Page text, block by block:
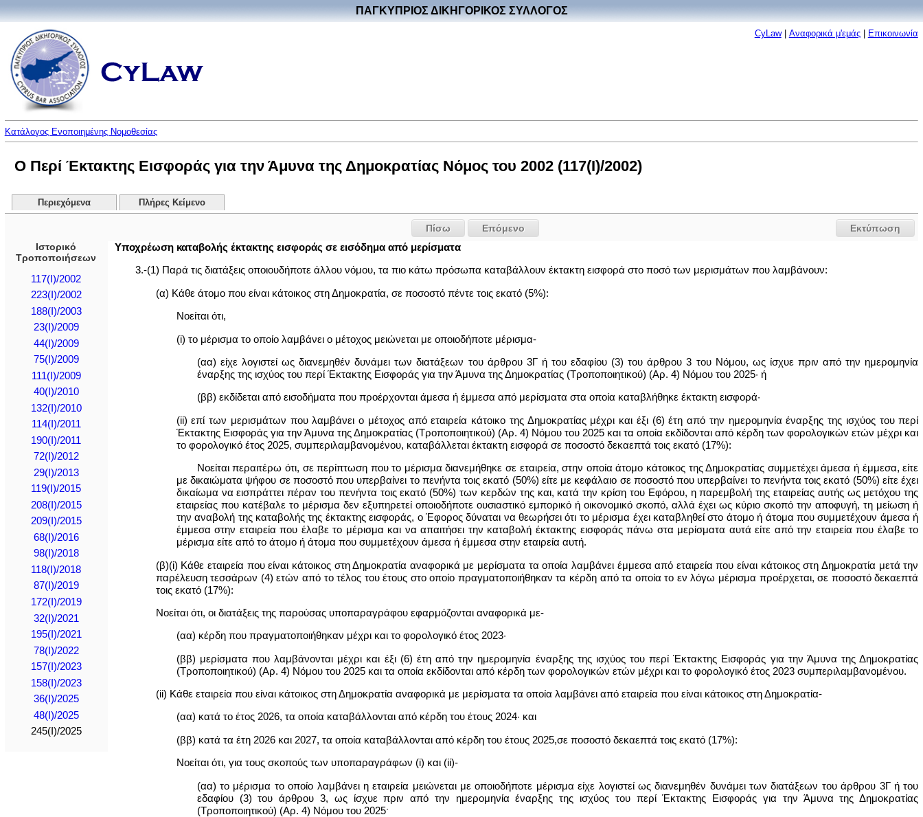
ΠΑΓΚΥΠΡΙΟΣ ΔΙΚΗΓΟΡΙΚΟΣ ΣΥΛΛΟΓΟΣ
CyLaw| Αναφορικά μ'εμάς| Επικοινωνία
Κατάλογος Ενοποιημένης Νομοθεσίας
Ο Περί Έκτακτης Εισφοράς για την Άμυνα της Δημοκρατίας Νόμος του 2002 (117(I)/2002)
Περιεχόμενα Πλήρες Κείμενο
Εκτύπωση
Πίσω
Επόμενο
Ιστορικό
Τροποποιήσεων
117(I)/2002
223(I)/2002
188(I)/2003
23(I)/2009
44(I)/2009
75(I)/2009
111(I)/2009
40(I)/2010
132(I)/2010
114(I)/2011
190(I)/2011
72(I)/2012
29(I)/2013
119(I)/2015
208(Ι)/2015
209(I)/2015
68(Ι)/2016
98(I)/2018
118(I)/2018
87(I)/2019
172(I)/2019
32(I)/2021
195(I)/2021
78(I)/2022
157(I)/2023
158(I)/2023
36(I)/2025
48(I)/2025
245(I)/2025
Υποχρέωση καταβολής έκτακτης εισφοράς σε εισόδημα από μερίσματα
3.-(1) Παρά τις διατάξεις οποιουδήποτε άλλου νόμου, τα πιο κάτω πρόσωπα καταβάλλουν έκτακτη εισφορά στο ποσό των μερισμάτων που λαμβάνουν:
(α) Κάθε άτομο που είναι κάτοικος στη Δημοκρατία, σε ποσοστό πέντε τοις εκατό (5%):
Νοείται ότι,
(i) το μέρισμα το οποίο λαμβάνει ο μέτοχος μειώνεται με οποιοδήποτε μέρισμα-
(αα) είχε λογιστεί ως διανεμηθέν δυνάμει των διατάξεων του άρθρου 3Γ ή του εδαφίου (3) του άρθρου 3 του Νόμου, ως ίσχυε πριν από την ημερομηνία
έναρξης της ισχύος του περί Έκτακτης Εισφοράς για την Άμυνα της Δημοκρατίας (Τροποποιητικού) (Αρ. 4) Νόμου του 2025· ή
(ββ) εκδίδεται από εισοδήματα που προέρχονται άμεσα ή έμμεσα από μερίσματα στα οποία καταβλήθηκε έκτακτη εισφορά·
(ii) επί των μερισμάτων που λαμβάνει ο μέτοχος από εταιρεία κάτοικο της Δημοκρατίας μέχρι και έξι (6) έτη από την ημερομηνία έναρξης της ισχύος του περί
Έκτακτης Εισφοράς για την Άμυνα της Δημοκρατίας (Τροποποιητικού) (Αρ. 4) Νόμου του 2025 και τα οποία εκδίδονται από κέρδη των φορολογικών ετών μέχρι και
το φορολογικό έτος 2025, συμπεριλαμβανομένου, καταβάλλεται έκτακτη εισφορά σε ποσοστό δεκαεπτά τοις εκατό (17%):
Νοείται περαιτέρω ότι, σε περίπτωση που το μέρισμα διανεμήθηκε σε εταιρεία, στην οποία άτομο κάτοικος της Δημοκρατίας συμμετέχει άμεσα ή έμμεσα, είτε
με δικαιώματα ψήφου σε ποσοστό που υπερβαίνει το πενήντα τοις εκατό (50%) είτε με κεφάλαιο σε ποσοστό που υπερβαίνει το πενήντα τοις εκατό (50%) είτε έχει
δικαίωμα να εισπράττει πέραν του πενήντα τοις εκατό (50%) των κερδών της και, κατά την κρίση του Εφόρου, η παρεμβολή της εταιρείας αυτής ως μετόχου της
εταιρείας που κατέβαλε το μέρισμα δεν εξυπηρετεί οποιοδήποτε ουσιαστικό εμπορικό ή οικονομικό σκοπό, αλλά έχει ως κύριο σκοπό την αποφυγή, τη μείωση ή
την αναβολή της καταβολής της έκτακτης εισφοράς, ο Έφορος δύναται να θεωρήσει ότι το μέρισμα έχει καταβληθεί στο άτομο ή άτομα που συμμετέχουν άμεσα ή
έμμεσα στην εταιρεία που έλαβε το μέρισμα και να απαιτήσει την καταβολή έκτακτης εισφοράς πάνω στα μερίσματα αυτά είτε από την εταιρεία που έλαβε το
μέρισμα είτε από το άτομο ή άτομα που συμμετέχουν άμεσα ή έμμεσα στην εταιρεία αυτή.
(β)(i) Κάθε εταιρεία που είναι κάτοικος στη Δημοκρατία αναφορικά με μερίσματα τα οποία λαμβάνει έμμεσα από εταιρεία που είναι κάτοικος στη Δημοκρατία μετά την
παρέλευση τεσσάρων (4) ετών από το τέλος του έτους στο οποίο πραγματοποιήθηκαν τα κέρδη από τα οποία το εν λόγω μέρισμα προέρχεται, σε ποσοστό δεκαεπτά
τοις εκατό (17%):
Νοείται ότι, οι διατάξεις της παρούσας υποπαραγράφου εφαρμόζονται αναφορικά με-
(αα) κέρδη που πραγματοποιήθηκαν μέχρι και το φορολογικό έτος 2023·
(ββ) μερίσματα που λαμβάνονται μέχρι και έξι (6) έτη από την ημερομηνία έναρξης της ισχύος του περί Έκτακτης Εισφοράς για την Άμυνα της Δημοκρατίας
(Τροποποιητικού) (Αρ. 4) Νόμου του 2025 και τα οποία εκδίδονται από κέρδη των φορολογικών ετών μέχρι και το φορολογικό έτος 2023 συμπεριλαμβανομένου.
(ii) Κάθε εταιρεία που είναι κάτοικος στη Δημοκρατία αναφορικά με μερίσματα τα οποία λαμβάνει από εταιρεία που είναι κάτοικος στη Δημοκρατία-
(αα) κατά το έτος 2026, τα οποία καταβάλλονται από κέρδη του έτους 2024· και
(ββ) κατά τα έτη 2026 και 2027, τα οποία καταβάλλονται από κέρδη του έτους 2025,σε ποσοστό δεκαεπτά τοις εκατό (17%):
Νοείται ότι, για τους σκοπούς των υποπαραγράφων (i) και (ii)-
(αα) το μέρισμα το οποίο λαμβάνει η εταιρεία μειώνεται με οποιοδήποτε μέρισμα είχε λογιστεί ως διανεμηθέν δυνάμει των διατάξεων του άρθρου 3Γ ή του
εδαφίου (3) του άρθρου 3, ως ίσχυε πριν από την ημερομηνία έναρξης της ισχύος του περί Έκτακτης Εισφοράς για την Άμυνα της Δημοκρατίας
(Τροποποιητικού) (Αρ. 4) Νόμου του 2025ˑ